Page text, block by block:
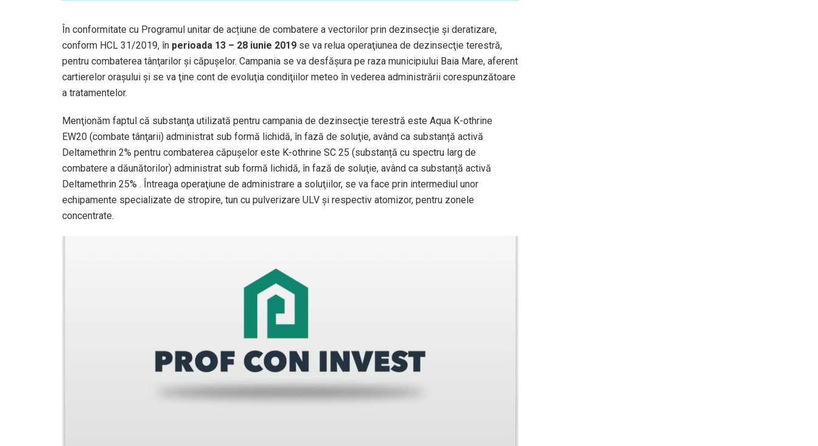
În conformitate cu Programul unitar de acțiune de combatere a vectorilor prin dezinsecție și deratizare,
conform HCL 31/2019, în perioada 13 – 28 iunie 2019 se va relua operaţiunea de dezinsecţie terestră,
pentru combaterea tânţarilor şi căpuşelor. Campania se va desfăşura pe raza municipiului Baia Mare, aferent
cartierelor oraşului și se va ţine cont de evoluţia condiţiilor meteo în vederea administrării corespunzătoare
a tratamentelor.
Menţionăm faptul că substanţa utilizată pentru campania de dezinsecţie terestră este Aqua K-othrine
EW20 (combate tânţarii) administrat sub formă lichidă, în fază de soluţie, având ca substanță activă
Deltamethrin 2% pentru combaterea căpușelor este K-othrine SC 25 (substanță cu spectru larg de
combatere a dăunătorilor) administrat sub formă lichidă, în fază de soluţie, având ca substanță activă
Deltamethrin 25% . Întreaga operaţiune de administrare a soluţiilor, se va face prin intermediul unor
echipamente specializate de stropire, tun cu pulverizare ULV şi respectiv atomizor, pentru zonele
concentrate.